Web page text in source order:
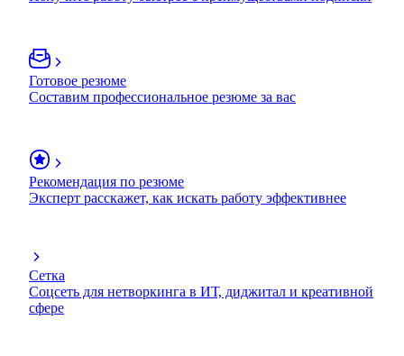
Готовое резюме
Составим профессиональное резюме за вас
Рекомендация по резюме
Эксперт расскажет, как искать работу эффективнее
Сетка
Соцсеть для нетворкинга в ИТ, диджитал и креативной
сфере